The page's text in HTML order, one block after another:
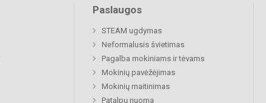
Paslaugos
STEAM ugdymas
Neformalusis švietimas
Pagalba mokiniams ir tėvams
Mokinių pavėžėjimas
Mokinių maitinimas
Patalpų nuoma